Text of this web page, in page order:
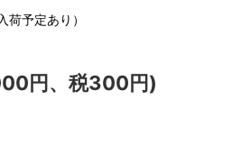
荷予定あり）
円、税300円)